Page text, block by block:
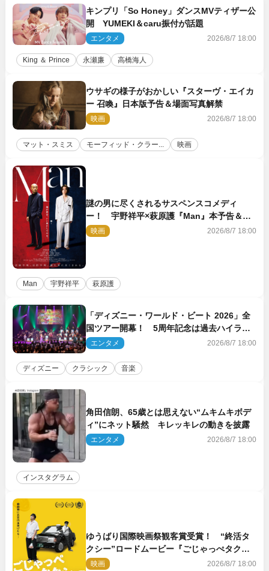
キンプリ「So Honey」ダンスMVティザー公
開 YUMEKI＆caru振付が話題
エンタメ 2026/8/7 18:00
King ＆ Prince 永瀬廉 高橋海人
ウサギの様子がおかしい『スターヴ・エイカ
ー 召喚』日本版予告＆場面写真解禁
映画 2026/8/7 18:00
マット・スミス モーフィッド・クラー... 映画
謎の男に尽くされるサスペンスコメディ
ー！ 宇野祥平×萩原護『Man』本予告＆新
ビジュアル解禁
映画 2026/8/7 18:00
Man 宇野祥平 萩原護
「ディズニー・ワールド・ビート 2026」全
国ツアー開幕！ 5周年記念は過去ハイライ
ト＆クルーズ旅を大満喫！【潜入レポート】
エンタメ 2026/8/7 18:00
ディズニー クラシック 音楽
角田信朗、65歳とは思えない“ムキムキボデ
ィ”にネット騒然 キレッキレの動きを披露
エンタメ 2026/8/7 18:00
インスタグラム
ゆうばり国際映画祭観客賞受賞！ “終活タ
クシー”ロードムービー『ごじゃっぺタクシ
ー』10月公開＆予告解禁
映画 2026/8/7 18:00